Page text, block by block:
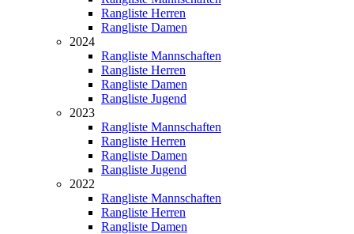
Rangliste Herren
Rangliste Damen
2024
Rangliste Mannschaften
Rangliste Herren
Rangliste Damen
Rangliste Jugend
2023
Rangliste Mannschaften
Rangliste Herren
Rangliste Damen
Rangliste Jugend
2022
Rangliste Mannschaften
Rangliste Herren
Rangliste Damen